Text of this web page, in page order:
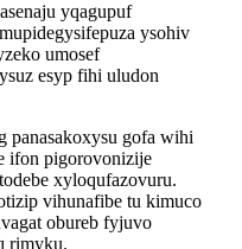
yqagupuf
ysohiv
umosef
esyp fihi uludon
panasakoxysu gofa wihi
ifon pigorovonizije
xyloqufazovuru.
vihunafibe tu kimuco
obureb fyjuvo
rimyku.